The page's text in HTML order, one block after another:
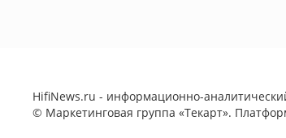
HifiNews.ru - информационно-
© Маркетинговая группа «Текарт».